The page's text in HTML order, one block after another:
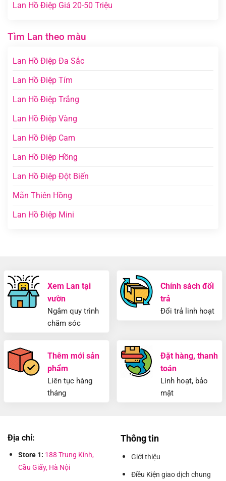
Lan Hồ Điệp Giá 20-50 Triệu
Tìm Lan theo màu
Lan Hồ Điệp Đa Sắc
Lan Hồ Điệp Tím
Lan Hồ Điệp Trắng
Lan Hồ Điệp Vàng
Lan Hồ Điệp Cam
Lan Hồ Điệp Hồng
Lan Hồ Điệp Đột Biến
Mãn Thiên Hồng
Lan Hồ Điệp Mini
Xem Lan tại
vườn
Ngắm quy trình
chăm sóc
Chính sách đổi
trả
Đổi trả linh hoạt
Thêm mới sản
phẩm
Liên tục hàng
tháng
Đặt hàng, thanh
toán
Linh hoạt, bảo
mật
Địa chỉ:
Store 1: 188 Trung Kính,
Cầu Giấy, Hà Nội
Thông tin
Giới thiệu
Điều Kiện giao dịch chung